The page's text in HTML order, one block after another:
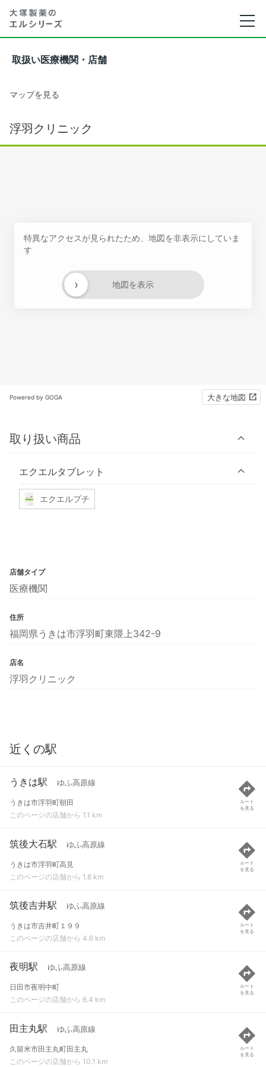
取扱い医療機関・店舗
マップを見る
浮羽クリニック
特異なアクセスが見られたため、地図を非表示にしていま
す
地図を表示
›
Powered by GOGA 大きな地図
取り扱い商品
エクエルタブレット
エクエルプチ
店舗タイプ
医療機関
住所
福岡県うきは市浮羽町東隈上342-9
店名
浮羽クリニック
近くの駅
うきは駅 ゆふ高原線
うきは市浮羽町朝田
このページの店舗から 1.1 km
ルート
を見る
筑後大石駅 ゆふ高原線
うきは市浮羽町高見
このページの店舗から 1.8 km
ルート
を見る
筑後吉井駅 ゆふ高原線
うきは市吉井町１９９
このページの店舗から 4.6 km
ルート
を見る
夜明駅 ゆふ高原線
日田市夜明中町
このページの店舗から 6.4 km
ルート
を見る
田主丸駅 ゆふ高原線
久留米市田主丸町田主丸
このページの店舗から 10.1 km
ルート
を見る